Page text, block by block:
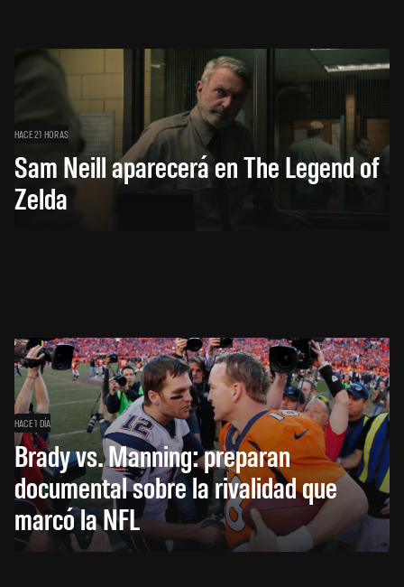
HACE 21 HORAS
Sam Neill aparecerá en The Legend of
Zelda
HACE 1 DÍA
Brady vs. Manning: preparan
documental sobre la rivalidad que
marcó la NFL